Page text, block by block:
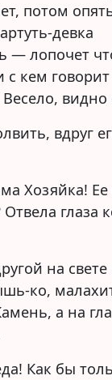
потом
девка
— лопочет
с кем
видно
вдруг
Хозяйка!
глаза
на свете
ко,
а на
Как бы